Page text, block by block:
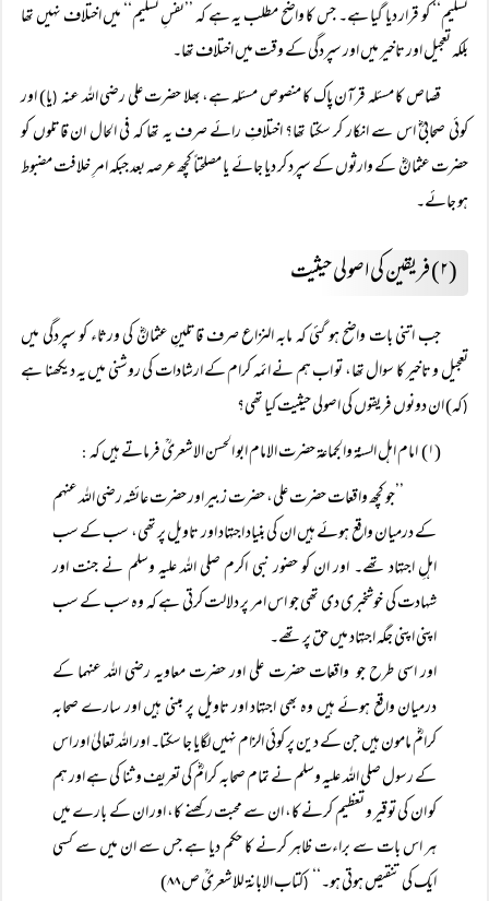
تسلیم‘‘ کو قرار دیا گیا ہے۔ جس کا واضح مطلب یہ ہے کہ ’’نفسِ تسلیم‘‘ میں اختلاف نہیں تھا
بلکہ تعجیل اور تاخیر میں اور سپردگی کے وقت میں اختلاف تھا۔
قصاص کا مسئلہ قرآن پاک کا منصوص مسئلہ ہے، بھلا حضرت علی رضی اللہ عنہ (یا) اور
کوئی صحابیؓ اس سے انکار کر سکتا تھا؟ اختلافِ رائے صرف یہ تھا کہ فی الحال ان قاتلوں کو
حضرت عثمانؓ کے وارثوں کے سپرد کر دیا جائے یا مصلحتاً کچھ عرصہ بعد جبکہ امرِ خلافت مضبوط
ہو جائے۔
(۲) فریقین کی اصولی حیثیت
جب اتنی بات واضح ہو گئی کہ مابہ النزاع صرف قاتلینِ عثمانؓ کی ورثاء کو سپردگی میں
تعجیل و تاخیر کا سوال تھا، تو اب ہم نے ائمہ کرام کے ارشادات کی روشنی میں یہ دیکھنا ہے
(کہ) ان دونوں فریقوں کی اصولی حیثیت کیا تھی؟
(۱) امام اہل السنۃ والجماعۃ حضرت الامام ابو الحسن الاشعریؒ فرماتے ہیں کہ
:
’’جو کچھ واقعات حضرت علی، حضرت زبیر اور حضرت عائشہ رضی اللہ عنہم
کے درمیان واقع ہوئے ہیں ان کی بنیاد اجتہاد اور تاویل پر تھی، سب کے سب
اہلِ اجتہاد تھے۔ اور ان کو حضور نبی اکرم صلی اللہ علیہ وسلم نے جنت اور
شہادت کی خوشخبری دی تھی جو اس امر پر دلالت کرتی ہے کہ وہ سب کے سب
اپنی اپنی جگہ اجتہاد میں حق پر تھے۔
اور اسی طرح جو واقعات حضرت علی اور حضرت معاویہ رضی اللہ عنہما کے
درمیان واقع ہوئے ہیں وہ بھی اجتہاد اور تاویل پر مبنی ہیں اور سارے صحابہ
کرامؓ مامون ہیں جن کے دین پر کوئی الزام نہیں لگایا جا سکتا۔ اور اللہ تعالیٰ اور اس
کے رسول صلی اللہ علیہ وسلم نے تمام صحابہ کرامؓ کی تعریف و ثنا کی ہے اور ہم
کو ان کی توقیر و تعظیم کرنے کا، ان سے محبت رکھنے کا، اور ان کے بارے میں
ہر اس بات سے براءت ظاہر کرنے کا حکم دیا ہے جس سے ان میں سے کسی
ایک کی تنقیص ہوتی ہو۔‘‘
(کتاب الابانۃ للاشعریؒ ص ۸۸)